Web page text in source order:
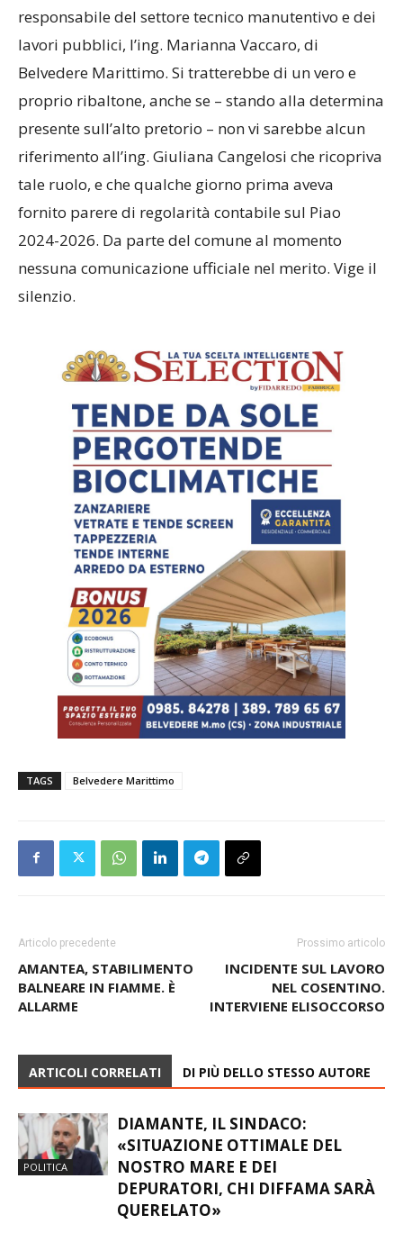
responsabile del settore tecnico manutentivo e dei
lavori pubblici, l’ing. Marianna Vaccaro, di
Belvedere Marittimo. Si tratterebbe di un vero e
proprio ribaltone, anche se – stando alla determina
presente sull’alto pretorio – non vi sarebbe alcun
riferimento all’ing. Giuliana Cangelosi che ricopriva
tale ruolo, e che qualche giorno prima aveva
fornito parere di regolarità contabile sul Piao
2024-2026. Da parte del comune al momento
nessuna comunicazione ufficiale nel merito. Vige il
silenzio.
TAGS Belvedere Marittimo
Articolo precedente
AMANTEA, STABILIMENTO
BALNEARE IN FIAMME. È
ALLARME
Prossimo articolo
INCIDENTE SUL LAVORO
NEL COSENTINO.
INTERVIENE ELISOCCORSO
ARTICOLI CORRELATI DI PIÙ DELLO STESSO AUTORE
POLITICA
DIAMANTE, IL SINDACO:
«SITUAZIONE OTTIMALE DEL
NOSTRO MARE E DEI
DEPURATORI, CHI DIFFAMA SARÀ
QUERELATO»